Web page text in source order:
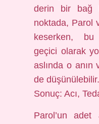
derin bir bağ
noktada, Parol
keserken, bu
geçici olarak
aslında o anın
de düşünülebilir.
Sonuç: Acı,
Parol’un adet